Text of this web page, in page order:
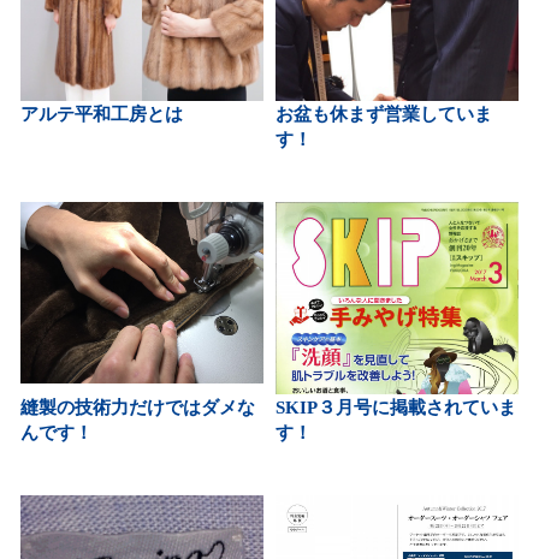
アルテ平和工房とは
お盆も休まず営業していま
す！
縫製の技術力だけではダメな
んです！
SKIP３月号に掲載されていま
す！